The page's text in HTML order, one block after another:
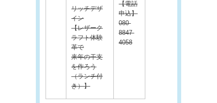
リッチデザ
イン
【レザーク
ラフト体験
革で
来年の干支
を作ろう
（ランチ付
き）】
【電話
申込】
080-
8847-
4058